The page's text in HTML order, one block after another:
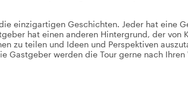
einzigartigen Geschichten. Jeder hat eine
hat einen anderen Hintergrund, der von
zu teilen und Ideen und Perspektiven
Gastgeber werden die Tour gerne nach